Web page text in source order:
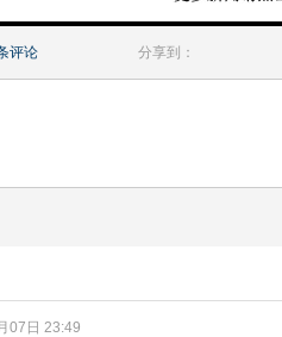
评论 分享到：
07日 23:49